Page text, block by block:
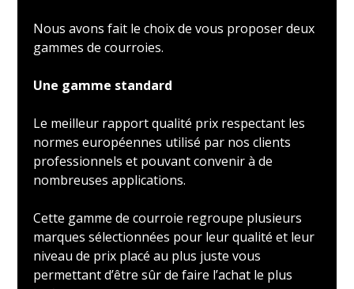
Nous avons fait le choix de vous proposer deux
gammes de courroies.
Une gamme standard
Le meilleur rapport qualité prix respectant les
normes européennes utilisé par nos clients
professionnels et pouvant convenir à de
nombreuses applications.
Cette gamme de courroie regroupe plusieurs
marques sélectionnées pour leur qualité et leur
niveau de prix placé au plus juste vous
permettant d’être sûr de faire l’achat le plus